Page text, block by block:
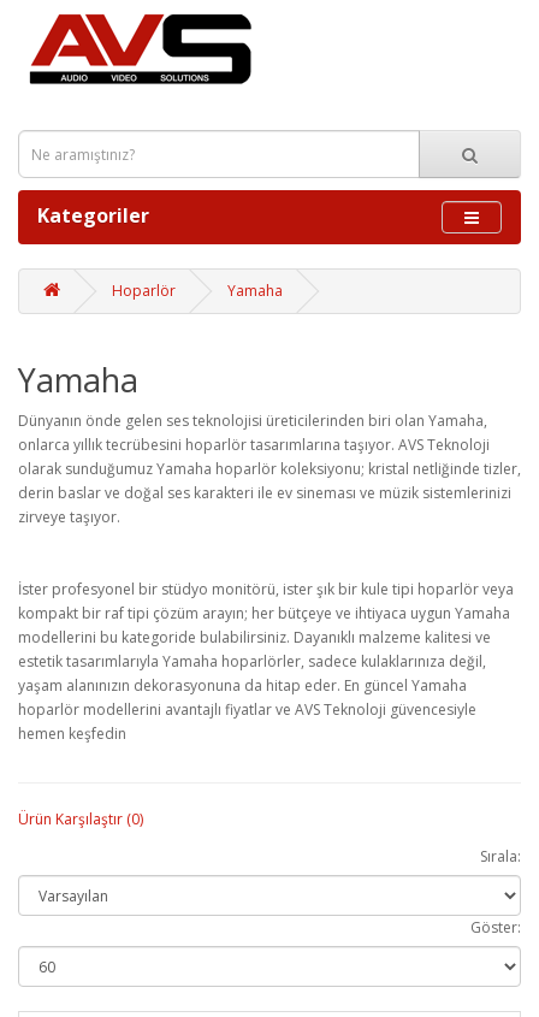
Kategoriler
Hoparlör Yamaha
Yamaha
Dünyanın önde gelen ses teknolojisi üreticilerinden biri olan Yamaha,
onlarca yıllık tecrübesini hoparlör tasarımlarına taşıyor. AVS Teknoloji
olarak sunduğumuz Yamaha hoparlör koleksiyonu; kristal netliğinde tizler,
derin baslar ve doğal ses karakteri ile ev sineması ve müzik sistemlerinizi
zirveye taşıyor.
İster profesyonel bir stüdyo monitörü, ister şık bir kule tipi hoparlör veya
kompakt bir raf tipi çözüm arayın; her bütçeye ve ihtiyaca uygun Yamaha
modellerini bu kategoride bulabilirsiniz. Dayanıklı malzeme kalitesi ve
estetik tasarımlarıyla Yamaha hoparlörler, sadece kulaklarınıza değil,
yaşam alanınızın dekorasyonuna da hitap eder. En güncel Yamaha
hoparlör modellerini avantajlı fiyatlar ve AVS Teknoloji güvencesiyle
hemen keşfedin
Ürün Karşılaştır (0)
Sırala:
Göster: